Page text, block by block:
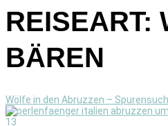
REISEART:
BÄREN
Wölfe in den Abruzzen –